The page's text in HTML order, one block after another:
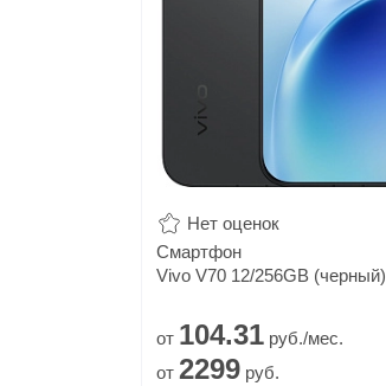
Нет оценок
Смартфон
Vivo V70 12/256GB (черный)
от 104.31 руб./мес.
от 2299 руб.